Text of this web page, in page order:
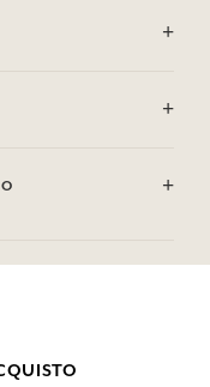
Alpha Isomethyl
Eugenol,
ambientali